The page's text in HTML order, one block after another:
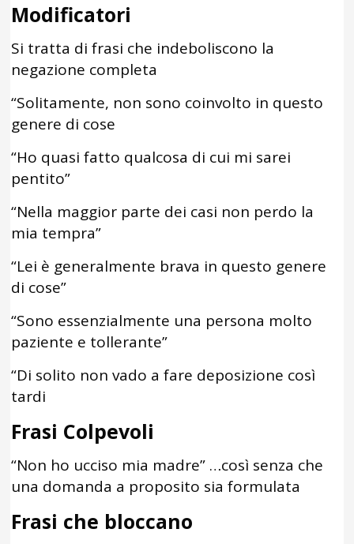
Modificatori
Si tratta di frasi che indeboliscono la
negazione completa
“Solitamente, non sono coinvolto in questo
genere di cose
“Ho quasi fatto qualcosa di cui mi sarei
pentito”
“Nella maggior parte dei casi non perdo la
mia tempra”
“Lei è generalmente brava in questo genere
di cose”
“Sono essenzialmente una persona molto
paziente e tollerante”
“Di solito non vado a fare deposizione così
tardi
Frasi Colpevoli
“Non ho ucciso mia madre” …così senza che
una domanda a proposito sia formulata
Frasi che bloccano